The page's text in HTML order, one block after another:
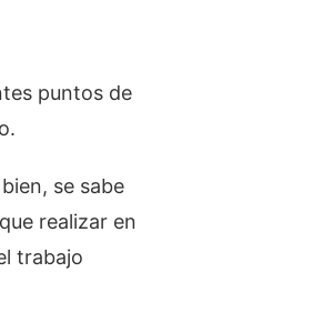
puntos de
se sabe
realizar en
trabajo